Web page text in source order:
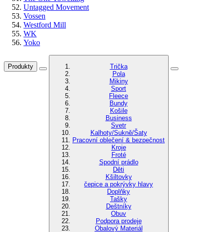
Untagged Movement
Vossen
Westford Mill
WK
Yoko
Produkty
Trička
Pola
Mikiny
Sport
Fleece
Bundy
Košile
Business
Svetr
Kalhoty/Sukně/Šaty
Pracovní oblečení & bezpečnost
Kroje
Froté
Spodní prádlo
Děti
Kšiltovky
čepice a pokrývky hlavy
Doplňky
Tašky
Deštníky
Obuv
Podpora prodeje
Obalový Materiál